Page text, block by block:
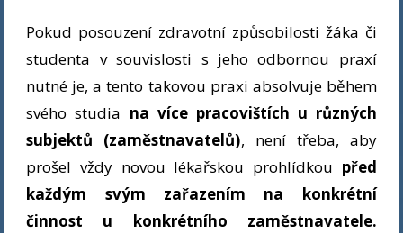
Pokud posouzení zdravotní způsobilosti žáka či
studenta v souvislosti s jeho odbornou praxí
nutné je, a tento takovou praxi absolvuje během
svého studia na více pracovištích u různých
subjektů (zaměstnavatelů), není třeba, aby
prošel vždy novou lékařskou prohlídkou před
každým svým zařazením na konkrétní
činnost u konkrétního zaměstnavatele.